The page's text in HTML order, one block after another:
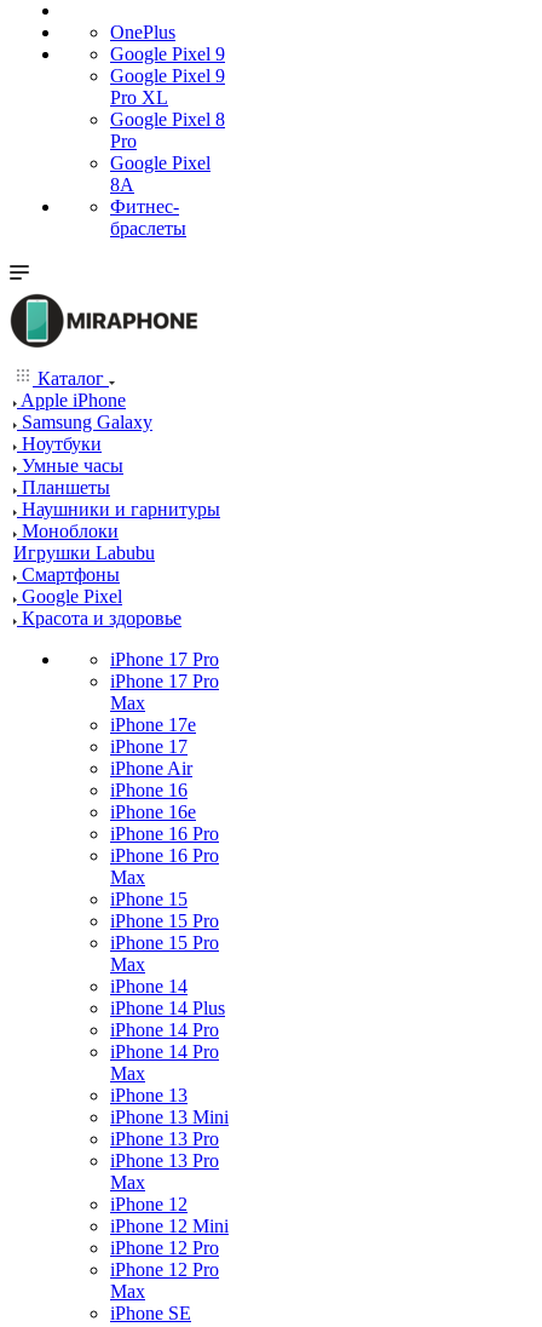
OnePlus
Google Pixel 9
Google Pixel 9
Pro XL
Google Pixel 8
Pro
Google Pixel
8A
Фитнес-
браслеты
Каталог
Apple iPhone
Samsung Galaxy
Ноутбуки
Умные часы
Планшеты
Наушники и гарнитуры
Моноблоки
Игрушки Labubu
Смартфоны
Google Pixel
Красота и здоровье
iPhone 17 Pro
iPhone 17 Pro
Max
iPhone 17e
iPhone 17
iPhone Air
iPhone 16
iPhone 16e
iPhone 16 Pro
iPhone 16 Pro
Max
iPhone 15
iPhone 15 Pro
iPhone 15 Pro
Max
iPhone 14
iPhone 14 Plus
iPhone 14 Pro
iPhone 14 Pro
Max
iPhone 13
iPhone 13 Mini
iPhone 13 Pro
iPhone 13 Pro
Max
iPhone 12
iPhone 12 Mini
iPhone 12 Pro
iPhone 12 Pro
Max
iPhone SE